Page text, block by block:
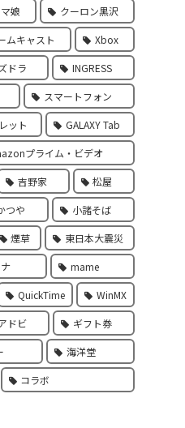
娘 クーロン黒沢
ムキャスト Xbox
ドラ INGRESS
スマートフォン
ット GALAXY Tab
プライム・ビデオ
吉野家 松屋
つや 小諸そば
煙草 東日本大震災
mame
QuickTime WinMX
ドビ ギフト券
海洋堂
コラボ